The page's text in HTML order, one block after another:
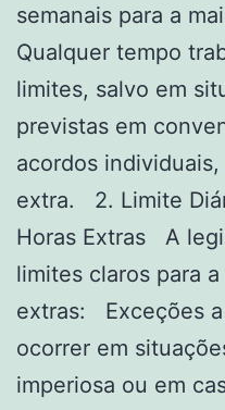
semanais para a
Qualquer tempo
limites, salvo em
previstas em
acordos
extra. 2. Limite
Horas Extras A
limites claros para
extras: Exceções
ocorrer em
imperiosa ou em